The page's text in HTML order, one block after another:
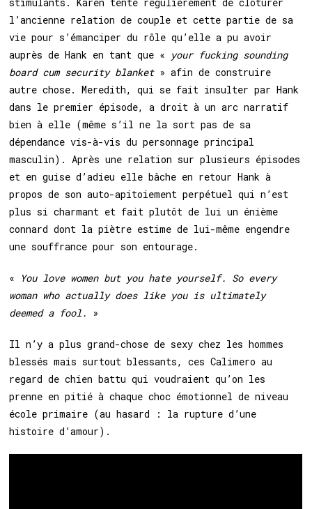
l’ancienne relation de couple et cette partie de sa
vie pour s’émanciper du rôle qu’elle a pu avoir
auprès de Hank en tant que « your fucking sounding
board cum security blanket» afin de construire
autre chose. Meredith, qui se fait insulter par Hank
dans le premier épisode, a droit à un arc narratif
bien à elle (même s’il ne la sort pas de sa
dépendance vis-à-vis du personnage principal
masculin). Après une relation sur plusieurs épisodes
et en guise d’adieu elle bâche en retour Hank à
propos de son auto-apitoiement perpétuel qui n’est
plus si charmant et fait plutôt de lui un énième
connard dont la piètre estime de lui-même engendre
une souffrance pour son entourage.
«
You love women but you hate yourself. So every
woman who actually does like you is ultimately
deemed a fool. »
Il n’y a plus grand-chose de sexy chez les hommes
blessés mais surtout blessants, ces Calimero au
regard de chien battu qui voudraient qu’on les
prenne en pitié à chaque choc émotionnel de niveau
école primaire (au hasard : la rupture d’une
histoire d’amour).